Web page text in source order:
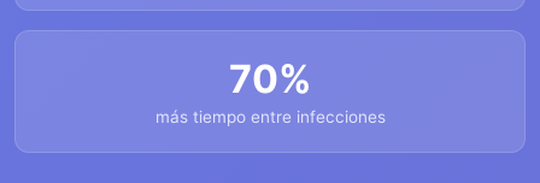
70%
más tiempo entre infecciones